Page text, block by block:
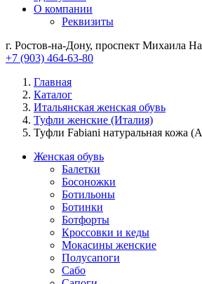
О компании
Реквизиты
г. Ростов-на-Дону, проспект Михаила
+7 (903) 464-63-80
Главная
Каталог
Итальянская женская обувь
Туфли женские (Италия)
Туфли Fabiani натуральная кожа
Женская обувь
Балетки
Босоножки
Ботильоны
Ботинки
Ботфорты
Кроссовки и кеды
Мокасины женские
Полусапоги
Сабо